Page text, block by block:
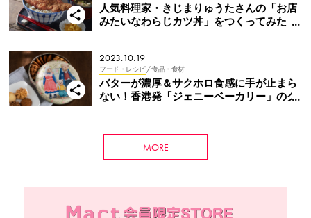
人気料理家・きじまりゅうたさんの「お店
みたいなわらじカツ丼」をつくってみた
2023.10.19
フード・レシピ/ 食品・食材
バターが濃厚＆サクホロ食感に手が止まら
ない！香港発「ジェニーベーカリー」のク
MORE